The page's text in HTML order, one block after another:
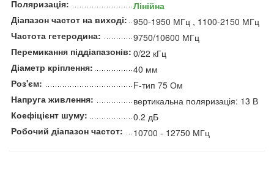
Поляризація:
Лінійна
Діапазон частот на виході: 950-1950 МГц , 1100-2150 МГц
Частота гетеродина:
9750/10600 МГц
Перемикання піддіапазонів: 0/22 кГц
Діаметр кріплення:
40 мм
Роз'єм:
F-тип 75 Ом
Напруга живлення:
вертикальна поляризація: 13 В
Коефіцієнт шуму:
0.2 дБ
Робочий діапазон частот:
10700 - 12750 МГц